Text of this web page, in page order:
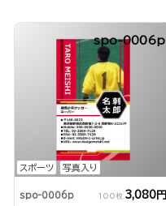
スポーツ 写真入り
spo-0006p
spo-0006p 100枚 3,080円